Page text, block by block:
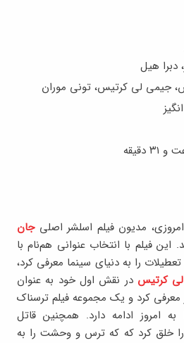
دبرا هیل
جیمی لی کرتیس، تونی موران
مدیون فیلم اسلشر اصلیجان
هستند. این فیلم با انتخاب عنوانی هم‌نام با
را به دنیای سینما معرفی کرد،
کرتیس در نقش اول خود به عنوان
کرد و یک مجموعه فیلم ترسناک
به امروز ادامه دارد. همچنین قاتل
را خلق کرد که که ترس و وحشت را به